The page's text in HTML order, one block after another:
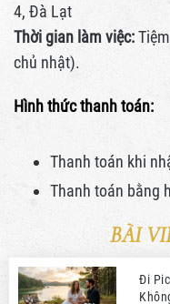
4, Đà Lạt
Thời gian làm việc:
chủ nhật).
Hình thức thanh toán:
Thanh toán khi
Thanh toán bằng
BÀI
Đi